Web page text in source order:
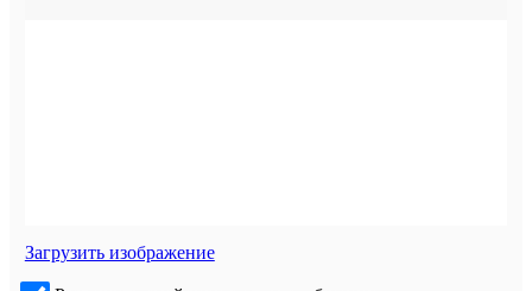
Загрузить изображение